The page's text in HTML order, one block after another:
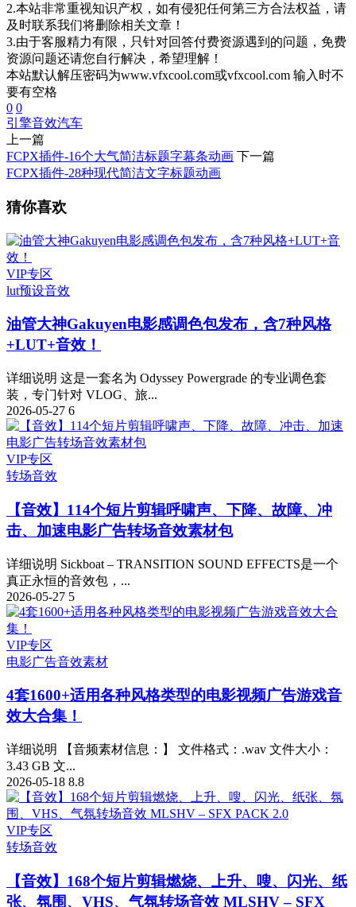
2.本站非常重视知识产权，如有侵犯任何第三方合法权益，请
及时联系我们将删除相关文章！
3.由于客服精力有限，只针对回答付费资源遇到的问题，免费
资源问题还请您自行解决，希望理解！
本站默认解压密码为www.vfxcool.com或vfxcool.com 输入时不
要有空格
0 0
引擎音效汽车
上一篇
FCPX插件-16个大气简洁标题字幕条动画 下一篇
FCPX插件-28种现代简洁文字标题动画
猜你喜欢
VIP专区
lut预设音效
油管大神Gakuyen电影感调色包发布，含7种风格
+LUT+音效！
详细说明 这是一套名为 Odyssey Powergrade 的专业调色套
装，专门针对 VLOG、旅...
2026-05-27 6
VIP专区
转场音效
【音效】114个短片剪辑呼啸声、下降、故障、冲
击、加速电影广告转场音效素材包
详细说明 Sickboat – TRANSITION SOUND EFFECTS是一个
真正永恒的音效包，...
2026-05-27 5
VIP专区
电影广告音效素材
4套1600+适用各种风格类型的电影视频广告游戏音
效大合集！
详细说明 【音频素材信息：】 文件格式：.wav 文件大小：
3.43 GB 文...
2026-05-18 8.8
VIP专区
转场音效
【音效】168个短片剪辑燃烧、上升、嗖、闪光、纸
张、氛围、VHS、气氛转场音效 MLSHV – SFX